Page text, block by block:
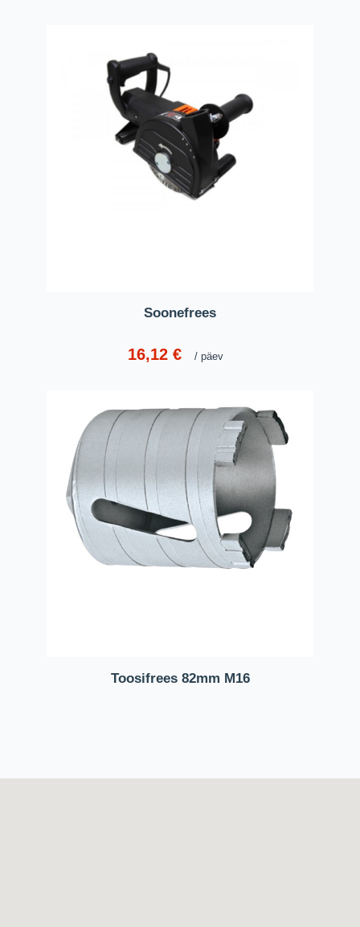
Soonefrees
16,12€ päev
Toosifrees 82mm M16